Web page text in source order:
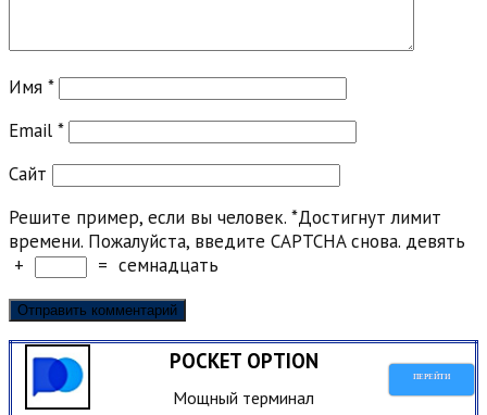
Имя *
Email *
Сайт
Решите пример, если вы человек. *Достигнут лимит
времени. Пожалуйста, введите CAPTCHA снова. девять
+
= семнадцать
POCKET OPTION
ПЕРЕЙТИ
Мощный терминал